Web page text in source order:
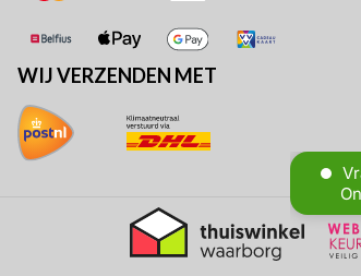
WIJ VERZENDEN MET